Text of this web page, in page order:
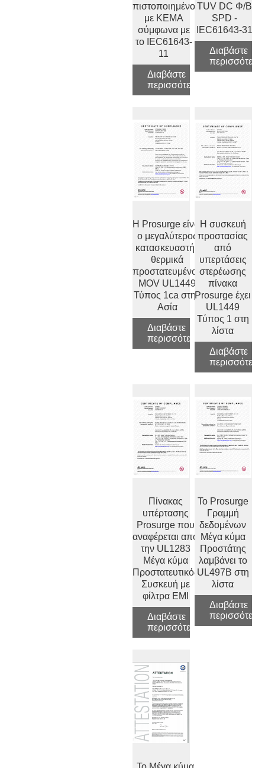
πιστοποιημένο
με ΚΕΜΑ
σύμφωνα με
το IEC61643-
11
Διαβάστε
περισσότερα
TUV DC Φ/Β
SPD -
IEC61643-31
Διαβάστε
περισσότερα
Η Prosurge είναι
ο μεγαλύτερος
κατασκευαστής
θερμικά
προστατευμένου
MOV UL1449
Τύπος 1ca στην
Ασία
Διαβάστε
περισσότερα
Η συσκευή
προστασίας
από
υπερτάσεις
στερέωσης
πίνακα
Prosurge έχει
UL1449
Τύπος 1 στη
λίστα
Διαβάστε
περισσότερα
Πίνακας
υπέρτασης
Prosurge που
αναφέρεται από
την UL1283
Μέγα κύμα
Προστατευτικός
Συσκευή με
φίλτρα EMI
Διαβάστε
περισσότερα
Το Prosurge
Γραμμή
δεδομένων
Μέγα κύμα
Προστάτης
λαμβάνει το
UL497B στη
λίστα
Διαβάστε
περισσότερα